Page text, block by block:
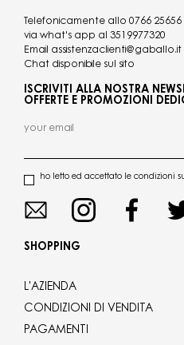
Telefonicamente allo 0766 25656
via what's app al 3519977320
Email assistenzaclienti@gaballo.it
Chat disponibile sul sito
ISCRIVITI ALLA NOSTRA
OFFERTE E PROMOZIONI
ho letto ed accettato le condizioni
SHOPPING
L'AZIENDA
CONDIZIONI DI VENDITA
PAGAMENTI